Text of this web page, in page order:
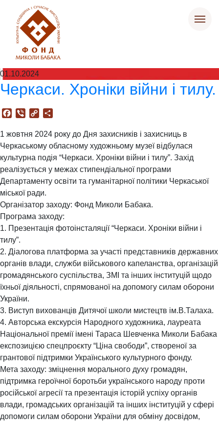
01.10.2024
Черкаси. Хроніки війни і тилу.
Facebook
Viber Copy
1 жовтня 2024 року до Дня захисників і захисниць в
Черкаському обласному художньому музеї відбулася
культурна подія “Черкаси. Хроніки війни і тилу”. Захід
реалізується у межах стипендіальної програми
Департаменту освіти та гуманітарної політики Черкаської
міської ради.
Організатор заходу: Фонд Миколи Бабака.
Програма заходу:
1. Презентація фотоінсталяції “Черкаси. Хроніки війни і
тилу”.
2. Діалогова платформа за участі представників державних
органів влади, служби військового капеланства, організацій
громадянського суспільства, ЗМІ та інших інституцій щодо
їхньої діяльності, спрямованої на допомогу силам оборони
України.
3. Виступ вихованців Дитячої школи мистецтв ім.В.Талаха.
4. Авторська екскурсія Народного художника, лауреата
Національної премії імені Тараса Шевченка Миколи Бабака
експозицією спецпроєкту “Ціна свободи”, створеної за
грантової підтримки Українського культурного фонду.
Мета заходу: зміцнення морального духу громадян,
підтримка героїчної боротьби українського народу проти
російської агресії та презентація історій успіху органів
влади, громадських організацій та інших інституцій у сфері
допомоги силам оборони України для обміну досвідом,